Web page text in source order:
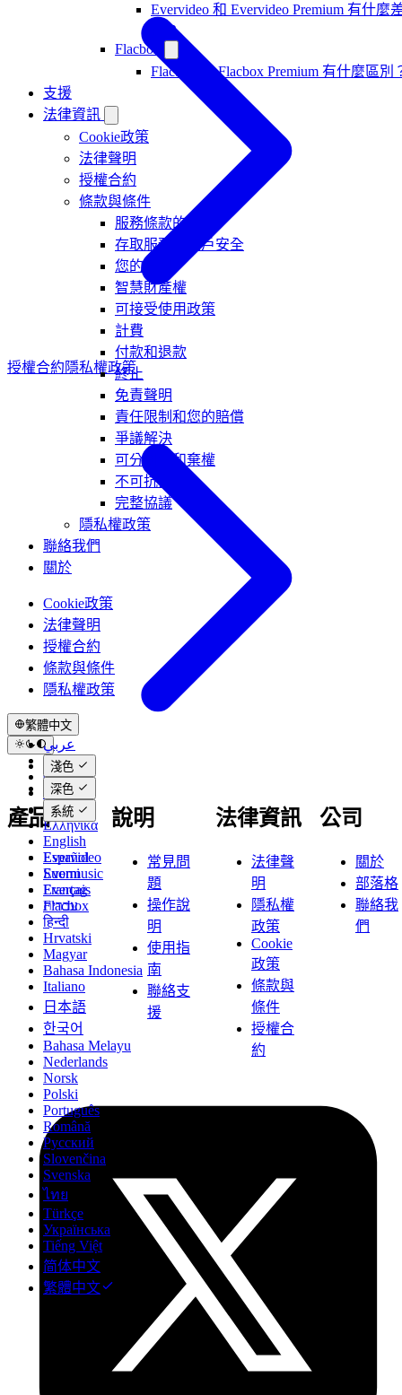
Evervideo 和 Evervideo Premium 有什麼
別？
Flacbox
Flacbox 和 Flacbox Premium 有什麼區別
支援
法律資訊
Cookie政策
法律聲明
授權合約
條款與條件
服務條款的變更
存取服務和帳戶安全
您的資料
智慧財產權
可接受使用政策
計費
付款和退款
終止
免責聲明
責任限制和您的賠償
爭議解決
可分割性和棄權
不可抗力
完整協議
隱私權政策
聯絡我們
關於
Cookie政策
法律聲明
授權合約
條款與條件
隱私權政策
繁體中文
عربي
Català
Čeština
Dansk
Deutsch
Ελληνικά
English
Español
Suomi
Français
עברית
हिन्दी
Hrvatski
Magyar
Bahasa Indonesia
Italiano
日本語
한국어
Bahasa Melayu
Nederlands
Norsk
Polski
Português
Română
Русский
Slovenčina
Svenska
ไทย
Türkçe
Українська
Tiếng Việt
简体中文
繁體中文
淺色
深色
系統
授權合約隱私權政策
產品
Evervideo
Evermusic
Evertag
Flacbox
說明
常見問
題
操作說
明
使用指
南
聯絡支
援
法律資訊
法律聲
明
隱私權
政策
Cookie
政策
條款與
條件
授權合
約
公司
關於
部落格
聯絡我
們